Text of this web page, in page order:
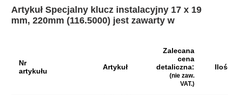
Profil2: Metryczny
Wysokość opakowania
Artykuł Specjalny klucz instalacyjny 17 x 19
mm, 220mm (116.5000) jest zawarty w
Nr
artykułu
Artykuł
Zalecana
cena
detaliczna:
(nie zaw.
VAT.)